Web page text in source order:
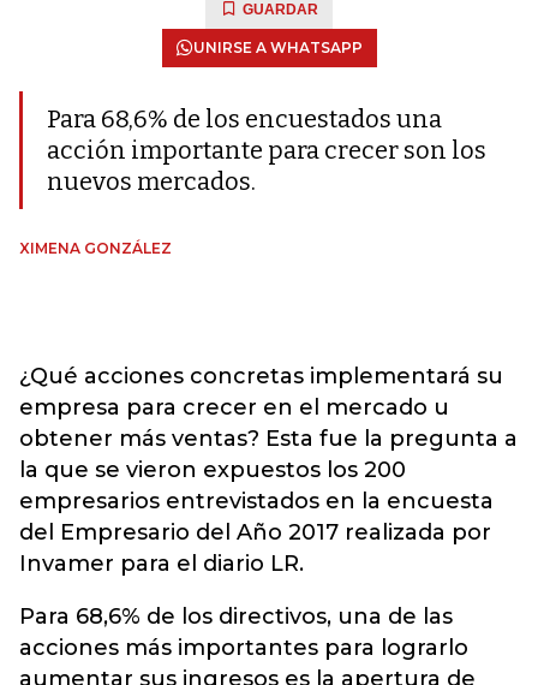
GUARDAR
UNIRSE A WHATSAPP
Para 68,6% de los encuestados una
acción importante para crecer son los
nuevos mercados.
XIMENA GONZÁLEZ
¿Qué acciones concretas implementará su
empresa para crecer en el mercado u
obtener más ventas? Esta fue la pregunta a
la que se vieron expuestos los 200
empresarios entrevistados en la encuesta
del Empresario del Año 2017 realizada por
Invamer para el diario LR.
Para 68,6% de los directivos, una de las
acciones más importantes para lograrlo
aumentar sus ingresos es la apertura de